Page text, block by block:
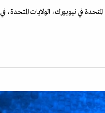
نيويورك، الولايات المتحدة، في 26 سبتمبر